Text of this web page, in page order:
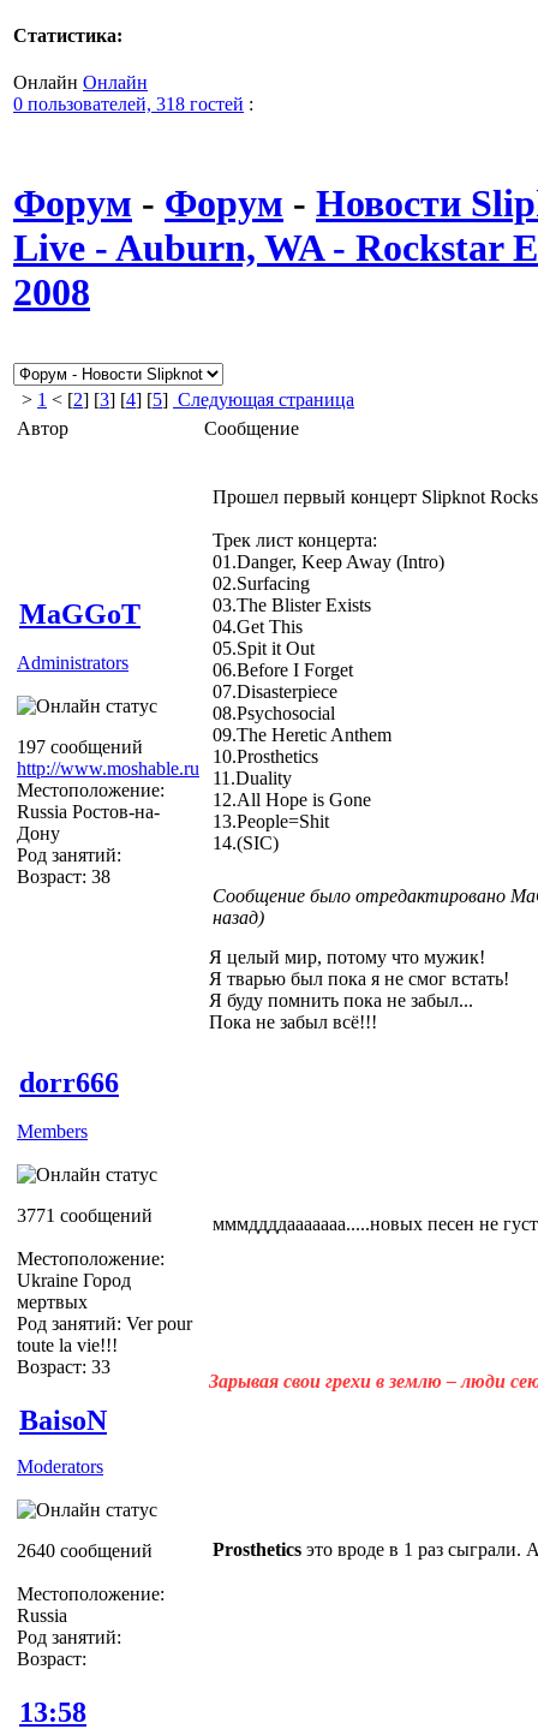
Статистика:
Онлайн Онлайн
0 пользователей, 318 гостей :
Форум - Форум - Новости
Live - Auburn, WA - Rockstar
2008
> 1 < [2] [3] [4] [5] Следующая страница
Автор
Сообщение
MaGGoT
Administrators
197 сообщений
http://www.moshable.ru
Местоположение:
Russia Ростов-на-
Дону
Род занятий:
Возраст: 38
Прошел первый концерт Slipknot
Трек лист концерта:
01.Danger, Keep Away (Intro)
02.Surfacing
03.The Blister Exists
04.Get This
05.Spit it Out
06.Before I Forget
07.Disasterpiece
08.Psychosocial
09.The Heretic Anthem
10.Prosthetics
11.Duality
12.All Hope is Gone
13.People=Shit
14.(SIC)
Сообщение было отредактировано
назад)
Я целый мир, потому что мужик!
Я тварью был пока я не смог встать!
Я буду помнить пока не забыл...
Пока не забыл всё!!!
dorr666
Members
3771 сообщений
Местоположение:
Ukraine Город
мертвых
Род занятий: Ver pour
toute la vie!!!
Возраст: 33
мммддддааааааа.....новых песен не
Зарывая свои грехи в землю – люди
BaisoN
Moderators
2640 сообщений
Местоположение:
Russia
Род занятий:
Возраст:
Prosthetics это вроде в 1 раз сыграли.
13:58